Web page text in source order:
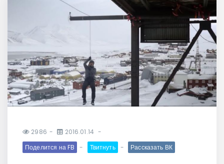
2986
2016.01.14
Поделится на FB
Твитнуть Рассказать ВК